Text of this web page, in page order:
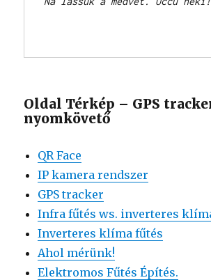
Oldal Térkép – GPS
nyomkövető
QR Face
IP kamera rendszer
GPS tracker
Infra fűtés ws. inverteres
Inverteres klíma fűtés
Ahol mérünk!
Elektromos Fűtés Építés.